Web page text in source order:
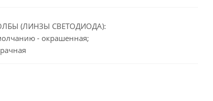
(ЛИНЗЫ СВЕТОДИОДА):
- окрашенная;